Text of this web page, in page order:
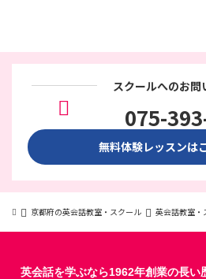
スクールへのお問
075-
無料体験レッスンは
京都府の英会話教室・スクール 英会話教室・
英会話を学ぶなら1962年創業の長い